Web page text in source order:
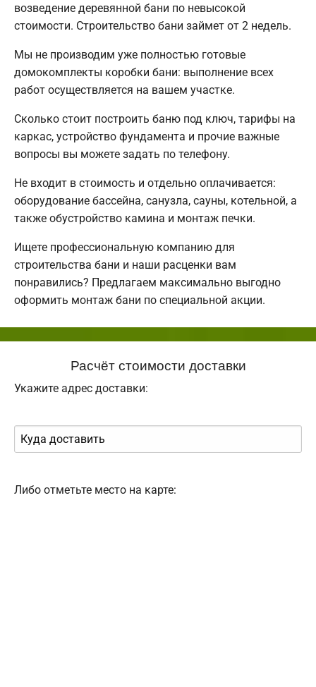
возведение деревянной бани по невысокой
стоимости. Строительство бани займет от 2 недель.
Мы не производим уже полностью готовые
домокомплекты коробки бани: выполнение всех
работ осуществляется на вашем участке.
Сколько стоит построить баню под ключ, тарифы на
каркас, устройство фундамента и прочие важные
вопросы вы можете задать по телефону.
Не входит в стоимость и отдельно оплачивается:
оборудование бассейна, санузла, сауны, котельной, а
также обустройство камина и монтаж печки.
Ищете профессиональную компанию для
строительства бани и наши расценки вам
понравились? Предлагаем максимально выгодно
оформить монтаж бани по специальной акции.
Расчёт стоимости доставки
Укажите адрес доставки:
Либо отметьте место на карте: